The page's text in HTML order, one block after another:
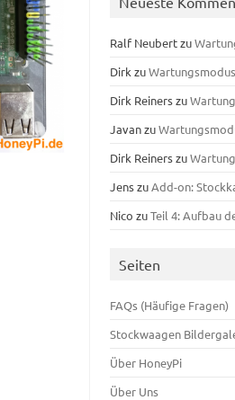
Ralf Neubertzu
Dirk zu
Dirk Reinerszu
Javanzu
Dirk Reinerszu
JenszuAdd-on:
Nico zuTeil 4: Aufbau
Seiten
FAQs (Häufige Fragen)
Stockwaagen
Über HoneyPi
Über Uns